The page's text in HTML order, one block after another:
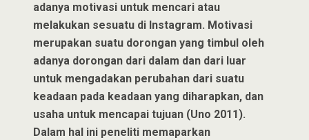
adanya motivasi untuk mencari atau
melakukan sesuatu di Instagram. Motivasi
merupakan suatu dorongan yang timbul oleh
adanya dorongan dari dalam dan dari luar
untuk mengadakan perubahan dari suatu
keadaan pada keadaan yang diharapkan, dan
usaha untuk mencapai tujuan (Uno 2011).
Dalam hal ini peneliti memaparkan